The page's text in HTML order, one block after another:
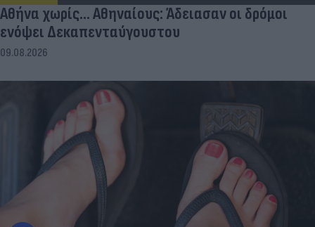
Αθήνα χωρίς… Αθηναίους: Άδειασαν οι δρόμοι
ενόψει Δεκαπενταύγουστου
09.08.2026